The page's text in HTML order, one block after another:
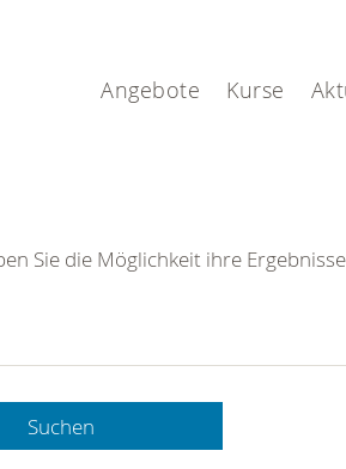
Angebote Kurse
Sie die Möglichkeit ihre
Suchen